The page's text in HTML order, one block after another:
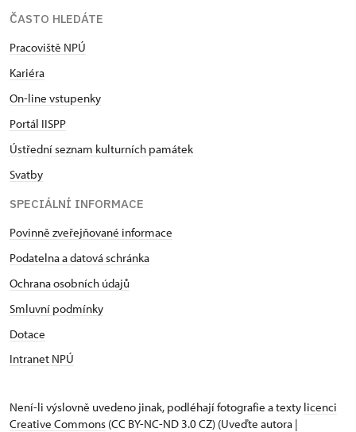
ČASTO HLEDÁTE
Pracoviště NPÚ
Kariéra
On-line vstupenky
Portál IISPP
Ústřední seznam kulturních památek
Svatby
SPECIÁLNÍ INFORMACE
Povinně zveřejňované informace
Podatelna a datová schránka
Ochrana osobních údajů
Smluvní podmínky
Dotace
Intranet NPÚ
Není-li výslovně uvedeno jinak, podléhají fotografie a texty licenci
Creative Commons (CC BY-NC-ND 3.0 CZ) (Uveďte autora |